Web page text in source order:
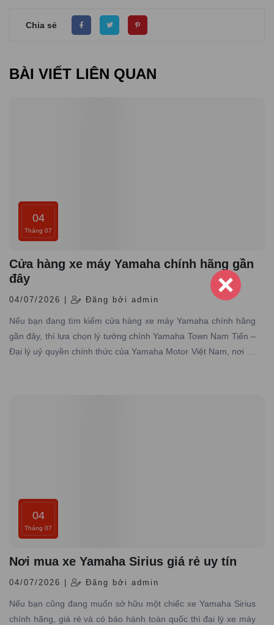
Chia sẻ
BÀI VIẾT LIÊN QUAN
04
Tháng 07
Cửa hàng xe máy Yamaha chính hãng gần
đây
04/07/2026 | Đăng bởi admin
Nếu bạn đang tìm kiếm cửa hàng xe máy Yamaha chính hãng
gần đây, thì lựa chọn lý tưởng chính Yamaha Town Nam Tiến –
Đại lý uỷ quyền chính thức của Yamaha Motor Việt Nam, nơi có
04
Tháng 07
Nơi mua xe Yamaha Sirius giá rẻ uy tín
04/07/2026 | Đăng bởi admin
Nếu bạn cũng đang muốn sở hữu một chiếc xe Yamaha Sirius
chính hãng, giá rẻ và có bảo hành toàn quốc thì đại lý xe máy